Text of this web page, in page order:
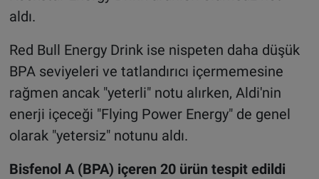
aldı.
Red Bull Energy Drink ise nispeten daha düşük
BPA seviyeleri ve tatlandırıcı içermemesine
rağmen ancak "yeterli" notu alırken, Aldi'nin
enerji içeceği "Flying Power Energy" de genel
olarak "yetersiz" notunu aldı.
Bisfenol A (BPA) içeren 20 ürün tespit edildi